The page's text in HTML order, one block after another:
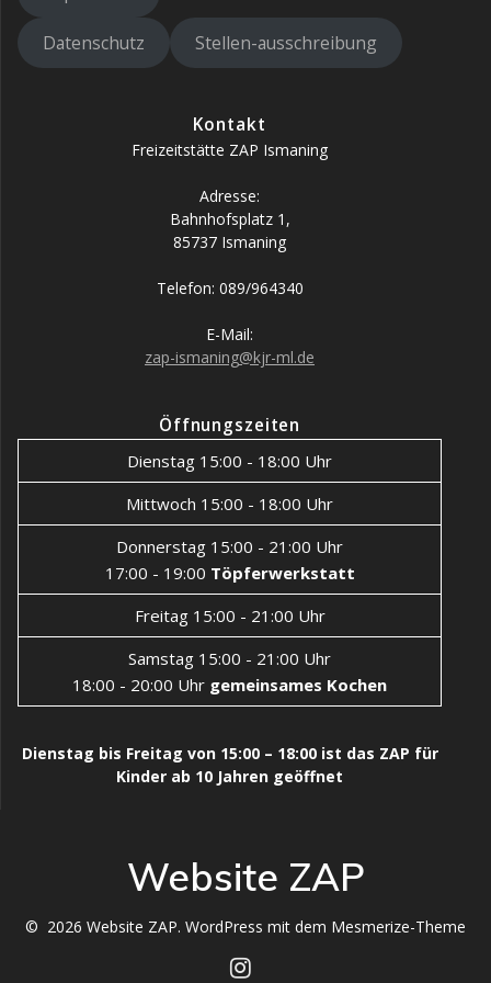
Datenschutz Stellen-ausschreibung
Kontakt
Freizeitstätte ZAP Ismaning
Adresse:
Bahnhofsplatz 1,
85737 Ismaning
Telefon: 089/964340
E-Mail:
zap-ismaning@kjr-ml.de
Öffnungszeiten
Dienstag 15:00 - 18:00 Uhr
Mittwoch 15:00 - 18:00 Uhr
Donnerstag 15:00 - 21:00 Uhr
17:00 - 19:00 Töpferwerkstatt
Freitag 15:00 - 21:00 Uhr
Samstag 15:00 - 21:00 Uhr
18:00 - 20:00 Uhr gemeinsames Kochen
Dienstag bis Freitag von 15:00 – 18:00 ist das ZAP für
Kinder ab 10 Jahren geöffnet
Website ZAP
© 2026 Website ZAP. WordPress mit dem Mesmerize-Theme